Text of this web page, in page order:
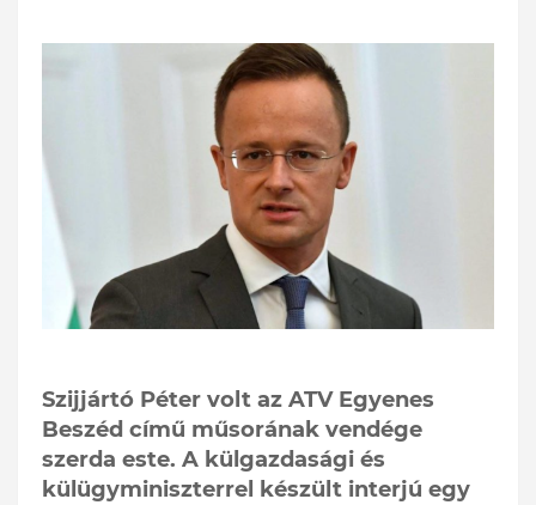
Szijjártó Péter volt az ATV Egyenes
Beszéd című műsorának vendége
szerda este. A külgazdasági és
külügyminiszterrel készült interjú egy